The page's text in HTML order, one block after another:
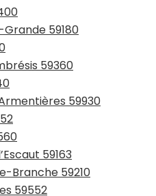
59180
59360
59930
59163
Branche 59210
59552